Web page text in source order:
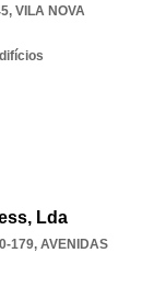
, VILA NOVA
Lda
179, AVENIDAS